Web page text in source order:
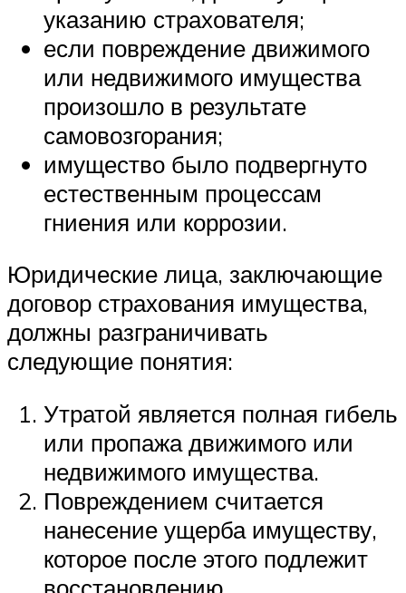
указанию страхователя;
если повреждение движимого
или недвижимого имущества
произошло в результате
самовозгорания;
имущество было подвергнуто
естественным процессам
гниения или коррозии.
Юридические лица, заключающие
договор страхования имущества,
должны разграничивать
следующие понятия:
Утратой является полная гибель
или пропажа движимого или
недвижимого имущества.
Повреждением считается
нанесение ущерба имуществу,
которое после этого подлежит